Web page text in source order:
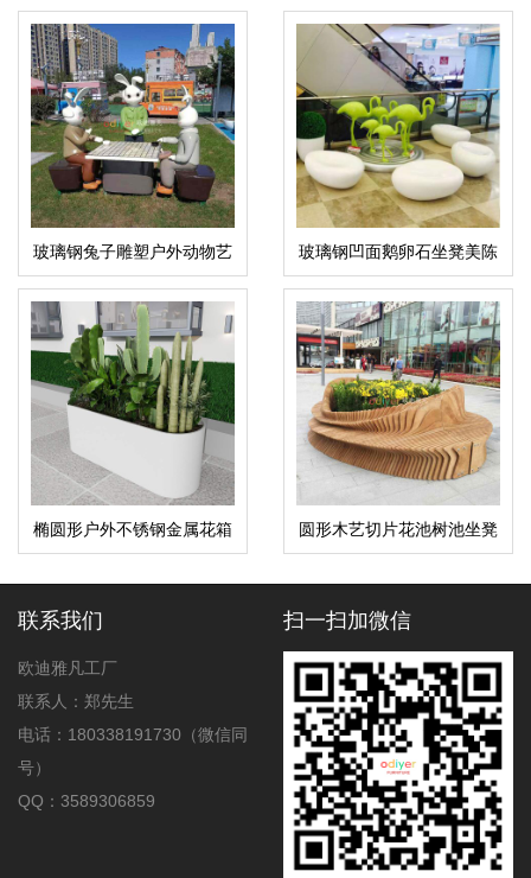
玻璃钢兔子雕塑户外动物艺
术造型摆件
玻璃钢凹面鹅卵石坐凳美陈
鹤雕塑组合
椭圆形户外不锈钢金属花箱 圆形木艺切片花池树池坐凳
联系我们
欧迪雅凡工厂
联系人：郑先生
电话：180338191730（微信同
号）
QQ：3589306859
扫一扫加微信